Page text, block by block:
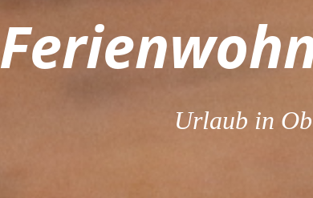
Urlaub in